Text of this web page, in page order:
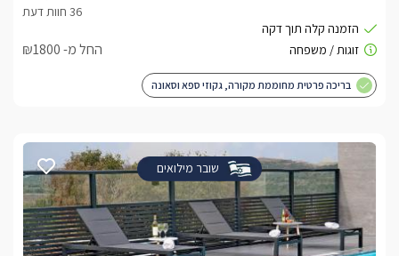
החל מ- ₪1800
בריכה פרטית מחוממת מקורה, גקוזי ספא וסאונה
שובר מילואים